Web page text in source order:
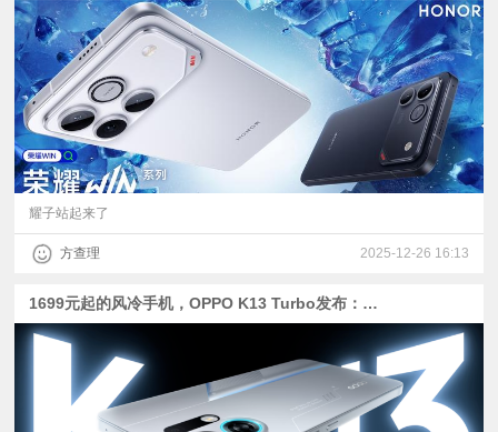
视
频
科
普
验
耀子站起来了
方查理 2025-12-26 16:13
1699元起的风冷手机，OPPO K13 Turbo发布：防水风扇+防摔+7000mAh电池，骁龙8s Gen 4+天玑8450